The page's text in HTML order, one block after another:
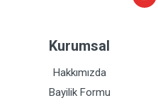
Kurumsal
Hakkımızda
Bayilik Formu